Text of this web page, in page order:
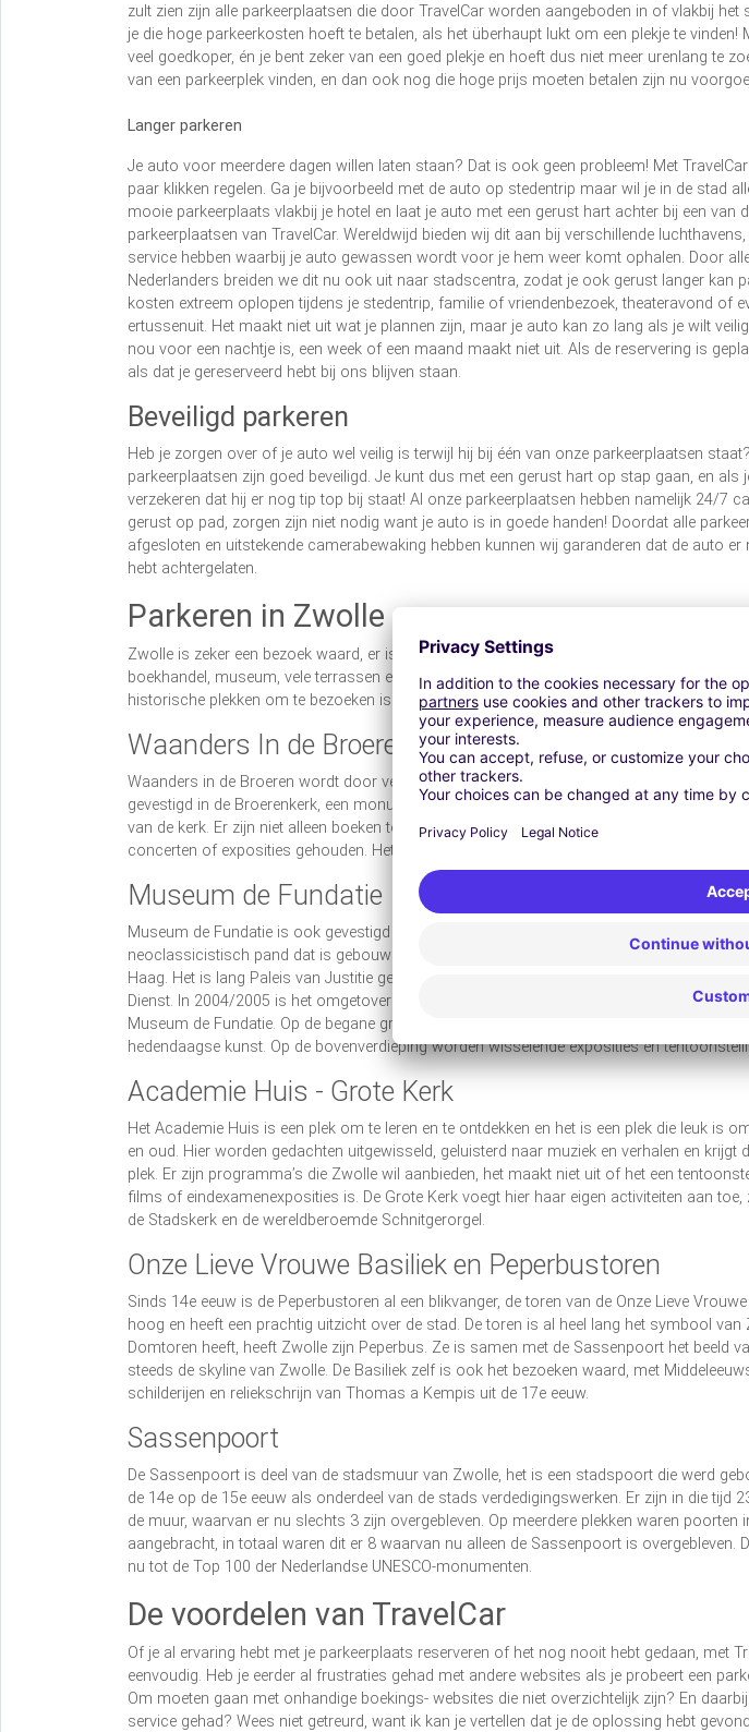
zult zien zijn alle parkeerplaatsen die door TravelCar worden aangeboden in of vlakbij
je die hoge parkeerkosten hoeft te betalen, als het überhaupt lukt om een plekje te vinden!
veel goedkoper, én je bent zeker van een goed plekje en hoeft dus niet meer urenlang te
van een parkeerplek vinden, en dan ook nog die hoge prijs moeten betalen zijn nu
Langer parkeren
Je auto voor meerdere dagen willen laten staan? Dat is ook geen probleem! Met
paar klikken regelen. Ga je bijvoorbeeld met de auto op stedentrip maar wil je in de stad
mooie parkeerplaats vlakbij je hotel en laat je auto met een gerust hart achter bij een van
parkeerplaatsen van TravelCar. Wereldwijd bieden wij dit aan bij verschillende
service hebben waarbij je auto gewassen wordt voor je hem weer komt ophalen. Door
Nederlanders breiden we dit nu ook uit naar stadscentra, zodat je ook gerust langer kan
kosten extreem oplopen tijdens je stedentrip, familie of vriendenbezoek, theateravond of
ertussenuit. Het maakt niet uit wat je plannen zijn, maar je auto kan zo lang als je wilt
nou voor een nachtje is, een week of een maand maakt niet uit. Als de reservering is
als dat je gereserveerd hebt bij ons blijven staan.
Beveiligd parkeren
Heb je zorgen over of je auto wel veilig is terwijl hij bij één van onze parkeerplaatsen
parkeerplaatsen zijn goed beveiligd. Je kunt dus met een gerust hart op stap gaan, en als
verzekeren dat hij er nog tip top bij staat! Al onze parkeerplaatsen hebben namelijk 24/7
gerust op pad, zorgen zijn niet nodig want je auto is in goede handen! Doordat alle
afgesloten en uitstekende camerabewaking hebben kunnen wij garanderen dat de auto
hebt achtergelaten.
Parkeren in Zwolle
Zwolle is zeker een bezoek waard, er is zoveel te doen dat het zelfs moeilijk is om het in
boekhandel, museum, vele terrassen en winkels en genoeg te doen in de avond. En
historische plekken om te bezoeken is het voor iedereen een leuk dagje uit.
Waanders In de Broeren
Waanders in de Broeren wordt door velen de allermooiste boekhandel in Nederland
gevestigd in de Broerenkerk, een monumentaal kerkgebouw. De moderne inrichting is
van de kerk. Er zijn niet alleen boeken te vinden, maar ook cadeau artikelen, eten en
concerten of exposities gehouden. Het is daarom niet alleen een boekhandel, maar een
Museum de Fundatie
Museum de Fundatie is ook gevestigd in een bijzonder gebouw, namelijk in Paleis aan de
neoclassicistisch pand dat is gebouwd tussen 1838 en 1841 en ontworpen door Eduard
Haag. Het is lang Paleis van Justitie geweest en bood later dak aan onder andere de
Dienst. In 2004/2005 is het omgetoverd tot kunstmuseum. Sinds juni 2005 is het samen
Museum de Fundatie. Op de begane grond is er veel kunst te bekijken dat stamt vanuit de
hedendaagse kunst. Op de bovenverdieping worden wisselende exposities en
Academie Huis - Grote Kerk
Het Academie Huis is een plek om te leren en te ontdekken en het is een plek die leuk is
en oud. Hier worden gedachten uitgewisseld, geluisterd naar muziek en verhalen en krijgt
plek. Er zijn programma’s die Zwolle wil aanbieden, het maakt niet uit of het een
films of eindexamenexposities is. De Grote Kerk voegt hier haar eigen activiteiten aan
de Stadskerk en de wereldberoemde Schnitgerorgel.
Onze Lieve Vrouwe Basiliek en Peperbustoren
Sinds 14e eeuw is de Peperbustoren al een blikvanger, de toren van de Onze Lieve
hoog en heeft een prachtig uitzicht over de stad. De toren is al heel lang het symbool van
Domtoren heeft, heeft Zwolle zijn Peperbus. Ze is samen met de Sassenpoort het beeld
steeds de skyline van Zwolle. De Basiliek zelf is ook het bezoeken waard, met
schilderijen en reliekschrijn van Thomas a Kempis uit de 17e eeuw.
Sassenpoort
De Sassenpoort is deel van de stadsmuur van Zwolle, het is een stadspoort die werd
de 14e op de 15e eeuw als onderdeel van de stads verdedigingswerken. Er zijn in die tijd
de muur, waarvan er nu slechts 3 zijn overgebleven. Op meerdere plekken waren poorten
aangebracht, in totaal waren dit er 8 waarvan nu alleen de Sassenpoort is overgebleven.
nu tot de Top 100 der Nederlandse UNESCO-monumenten.
De voordelen van TravelCar
Of je al ervaring hebt met je parkeerplaats reserveren of het nog nooit hebt gedaan, met
eenvoudig. Heb je eerder al frustraties gehad met andere websites als je probeert een
Om moeten gaan met onhandige boekings- websites die niet overzichtelijk zijn? En
service gehad? Wees niet getreurd, want ik kan je vertellen dat je de oplossing hebt